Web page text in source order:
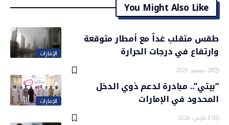
You Might Also Like
الإمارات
طقس متقلب غداً مع أمطار متوقعة
وارتفاع في درجات الحرارة
28 ديسمبر، 2025
الإمارات
“بيتي”.. مبادرة لدعم ذوي الدخل
المحدود في الإمارات
31 مارس، 2026